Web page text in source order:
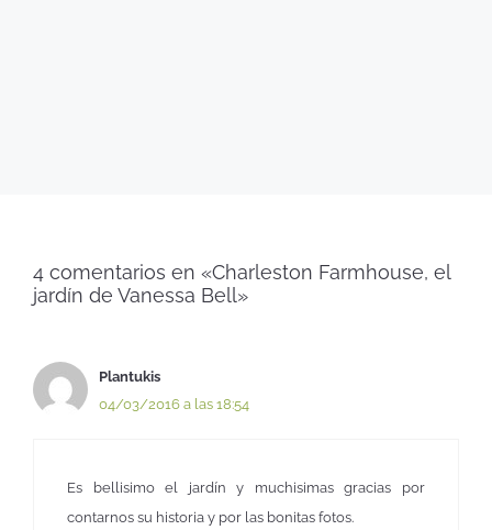
4 comentarios en «Charleston Farmhouse, el
jardín de Vanessa Bell»
Plantukis
04/03/2016 a las 18:54
Es bellisimo el jardín y muchisimas gracias por
contarnos su historia y por las bonitas fotos.